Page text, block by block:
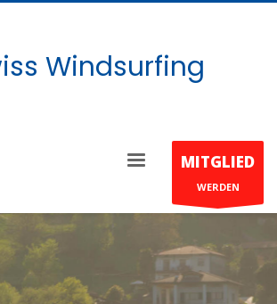
MITGLIED
WERDEN